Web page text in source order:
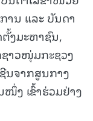
ນ ແລະ ບັນດາ
ງມະຫາຊົນ,
າວໜຸ່ມກະຊວງ
ນຈາກສູນກາງ
ງ ເຂົ້າຮ່ວມຢ່າງ